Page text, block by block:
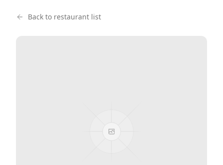
Back to restaurant list